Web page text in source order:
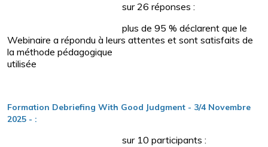
sur 26 réponses :
plus de 95 % déclarent que le
Webinaire a répondu à leurs attentes et sont satisfaits de
la méthode pédagogique
utilisée
Formation Debriefing With Good Judgment - 3/4 Novembre
2025 - :
sur 10 participants :